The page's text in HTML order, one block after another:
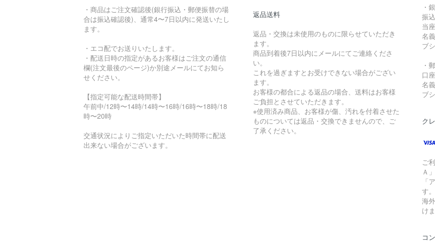
・商品はご注文確認後(銀行振込・郵便振替の場
合は振込確認後)、通常4〜7日以内に発送いたし
ます。
・エコ配でお送りいたします。
・配送日時の指定があるお客様はご注文の通信
欄(注文最後のページ)か別途メールにてお知ら
せください。
【指定可能な配送時間帯】
午前中/12時〜14時/14時〜16時/16時〜18時/18
時〜20時
交通状況によりご指定いただいた時間帯に配送
出来ない場合がございます。
返品送料
返品・交換は未使用のものに限らせていただき
ます。
商品到着後7日以内にメールにてご連絡くださ
い。
これを過ぎますとお受けできない場合がござい
ます。
お客様の都合による返品の場合、送料はお客様
ご負担とさせていただきます。
※使用済み商品、お客様が傷、汚れを付着させた
ものについては返品・交換できませんので、ご
了承ください。
・
振
当
名
ブ
・
口
名
ブ
ク
ご
Ａ
「
す
海
け
コ